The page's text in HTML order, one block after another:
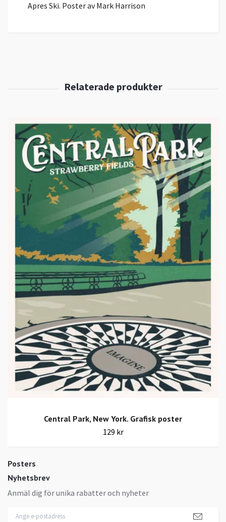
Posters
Nyhetsbrev
Anmäl dig för unika rabatter och nyheter
Apres Ski. Poster av Mark Harrison
Central Park, New York. Grafisk poster
129 kr